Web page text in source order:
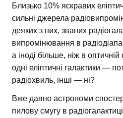
Близько 10% яскравих
сильні джерела
деяких з них, званих
випромінювання в
а іноді більше, ніж в
одні еліптичні галактики —
радіохвиль, інші — ні?
Вже давно астрономи
пилову смугу в